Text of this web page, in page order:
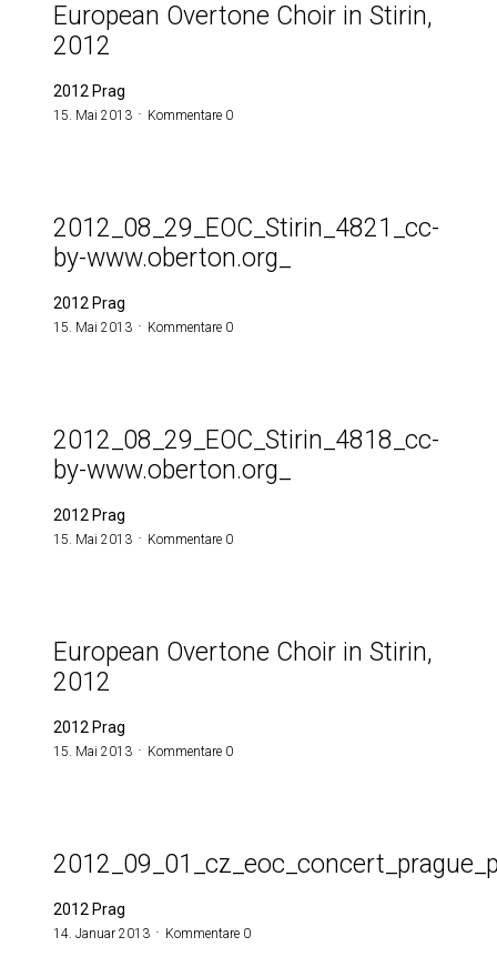
European Overtone Choir in Stirin,
2012
2012 Prag
15. Mai 2013 Kommentare 0
2012_08_29_EOC_Stirin_4821_cc-
by-www.oberton.org_
2012 Prag
15. Mai 2013 Kommentare 0
2012_08_29_EOC_Stirin_4818_cc-
by-www.oberton.org_
2012 Prag
15. Mai 2013 Kommentare 0
European Overtone Choir in Stirin,
2012
2012 Prag
15. Mai 2013 Kommentare 0
2012 Prag
14. Januar 2013 Kommentare 0